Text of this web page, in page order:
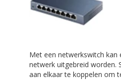
Met een netwerkswitch kan
netwerk uitgebreid worden.
aan elkaar te koppelen om